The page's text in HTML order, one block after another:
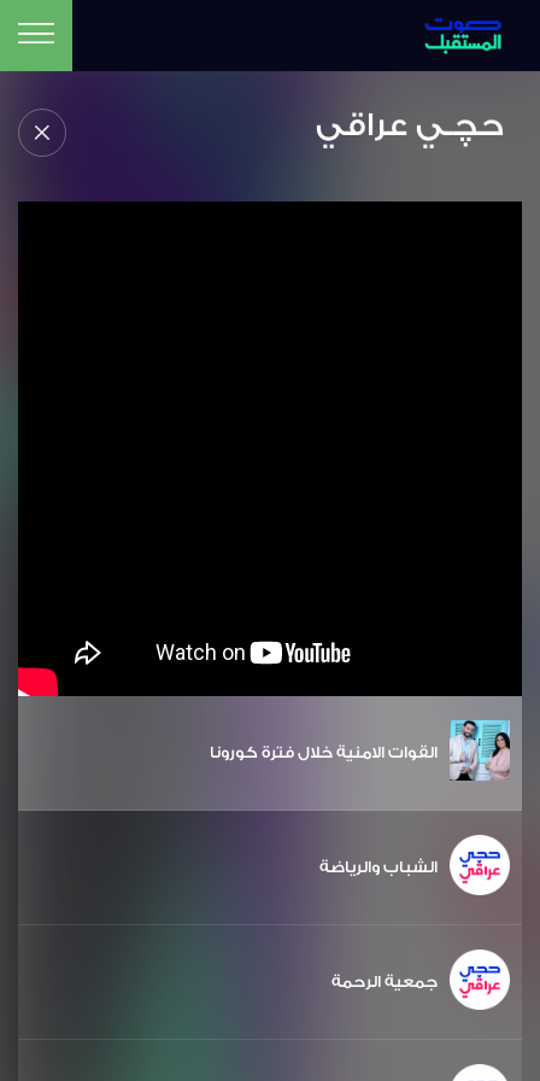
حچـي عراقي
القوات الامنية خلال فترة كورونا
الشباب والرياضة
جمعية الرحمة